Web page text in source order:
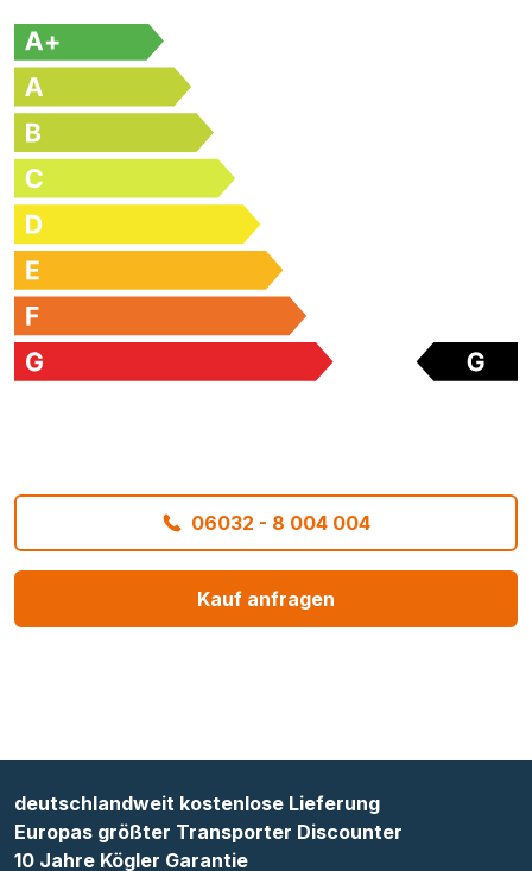
06032 - 8 004 004
Kauf anfragen
deutschlandweit kostenlose Lieferung
Europas größter Transporter Discounter
10 Jahre Kögler Garantie